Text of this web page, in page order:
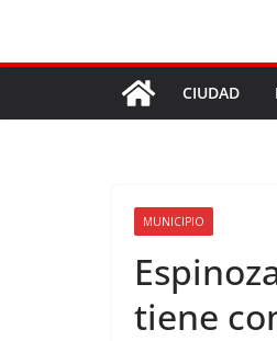
CIUDAD
MUNICIPIO
tiene